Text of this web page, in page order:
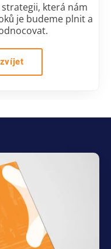
která nám
je budeme plnit a